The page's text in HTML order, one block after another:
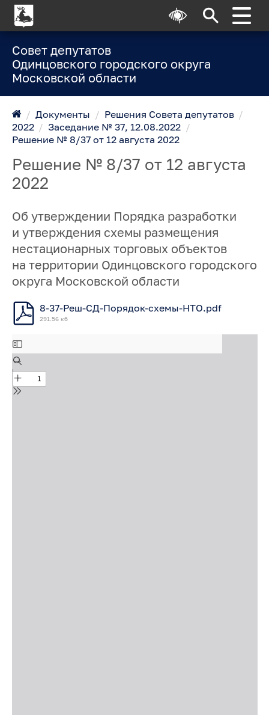
Совет депутатов
Одинцовского городского округа
Московской области
/ Документы / Решения Совета депутатов /
2022 / Заседание № 37, 12.08.2022
/
Решение № 8/37 от 12 августа 2022
Решение № 8/37 от 12 августа
2022
Об утверждении Порядка разработки
и утверждения схемы размещения
нестационарных торговых объектов
на территории Одинцовского городского
округа Московской области
8-37-Реш-СД-Порядок-схемы-НТО.pdf
291.56 кб